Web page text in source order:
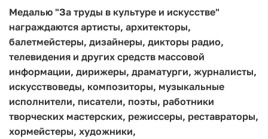
Медалью "За труды в культуре и искусстве"
награждаются артисты, архитекторы,
балетмейстеры, дизайнеры, дикторы радио,
телевидения и других средств массовой
информации, дирижеры, драматурги, журналисты,
искусствоведы, композиторы, музыкальные
исполнители, писатели, поэты, работники
творческих мастерских, режиссеры, реставраторы,
хормейстеры, художники,